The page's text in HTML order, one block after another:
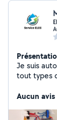
Je suis
tout types
Aucun